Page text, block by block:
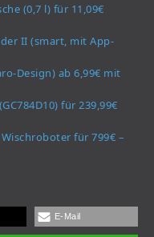
(0,7 l) für 11,09€
II (smart, mit App-
Design) ab 6,99€ mit
für 239,99€
für 799€ –
E-Mail